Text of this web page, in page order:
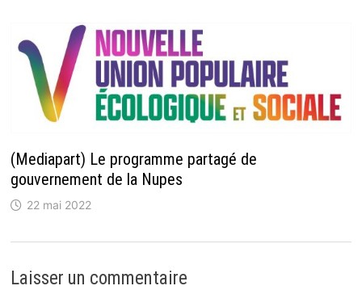
(Mediapart) Le programme partagé de
gouvernement de la Nupes
22 mai 2022
Laisser un commentaire